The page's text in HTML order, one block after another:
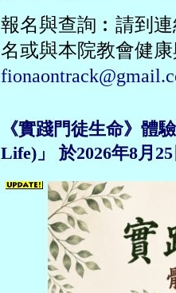
報名與查詢︰請到
名或與本院教會健
《實踐門徒生命》體
Life)」 於2026年8月